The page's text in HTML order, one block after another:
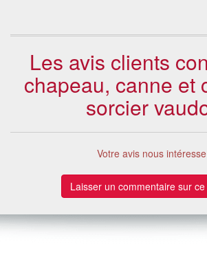
Les avis clients
chapeau, canne et
sorcier
Votre avis nous
Laisser un commentaire sur